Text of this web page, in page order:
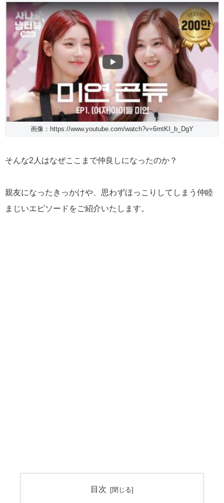
画像：https://www.youtube.com/watch?v=6mtKI_b_DgY
そんな2人はなぜここまで仲良しになったのか？
親友になったきっかけや、思わずほっこりしてしまう仲睦
まじいエピソードをご紹介いたします。
目次